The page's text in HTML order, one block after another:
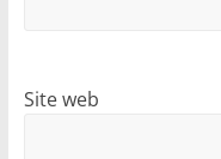
Site web